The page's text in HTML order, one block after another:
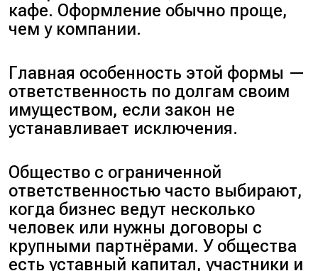
кафе. Оформление обычно проще,
чем у компании.
Главная особенность этой формы —
ответственность по долгам своим
имуществом, если закон не
устанавливает исключения.
Общество с ограниченной
ответственностью часто выбирают,
когда бизнес ведут несколько
человек или нужны договоры с
крупными партнёрами. У общества
есть уставный капитал, участники и